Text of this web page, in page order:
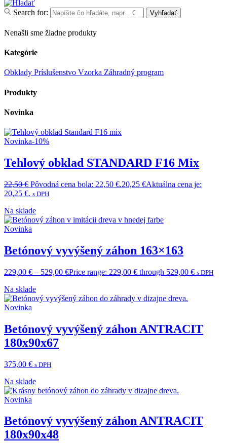
Search for: Vyhľadať
Nenašli sme žiadne produkty
Kategórie
Obklady Príslušenstvo Vzorka Záhradný program
Produkty
Novinka
Novinka-10%
Tehlový obklad STANDARD F16 Mix
22,50€ Pôvodná cena bola: 22,50 €.20,25 €Aktuálna cena je:
20,25 €. s DPH
Na sklade
Novinka
Betónový vyvýšený záhon 163×163
229,00 € – 529,00 €Price range: 229,00 € through 529,00 € s DPH
Na sklade
Novinka
Betónový vyvýšený záhon ANTRACIT
180x90x67
375,00 € s DPH
Na sklade
Novinka
Betónový vyvýšený záhon ANTRACIT
180x90x48